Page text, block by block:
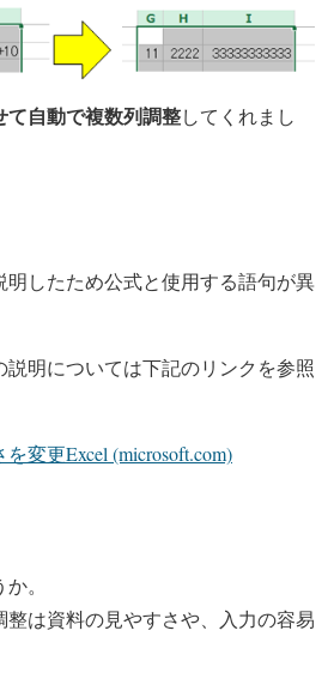
て自動で複数列調整してくれまし
したため公式と使用する語句が異
明については下記のリンクを参照
変更Excel (microsoft.com)
。
は資料の見やすさや、入力の容易